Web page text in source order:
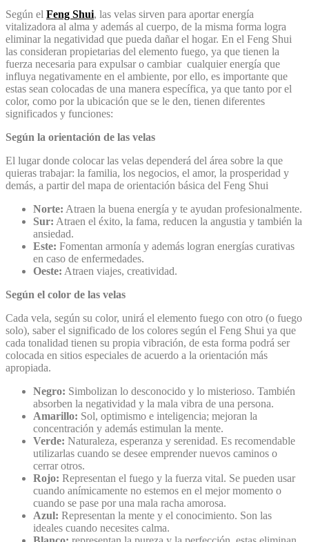
Según el Feng Shui, las velas sirven para aportar energía
vitalizadora al alma y además al cuerpo, de la misma forma logra
eliminar la negatividad que pueda dañar el hogar. En el Feng Shui
las consideran propietarias del elemento fuego, ya que tienen la
fuerza necesaria para expulsar o cambiar cualquier energía que
influya negativamente en el ambiente, por ello, es importante que
estas sean colocadas de una manera específica, ya que tanto por el
color, como por la ubicación que se le den, tienen diferentes
significados y funciones:
Según la orientación de las velas
El lugar donde colocar las velas dependerá del área sobre la que
quieras trabajar: la familia, los negocios, el amor, la prosperidad y
demás, a partir del mapa de orientación básica del Feng Shui
Norte: Atraen la buena energía y te ayudan profesionalmente.
Sur: Atraen el éxito, la fama, reducen la angustia y también la
ansiedad.
Este: Fomentan armonía y además logran energías curativas
en caso de enfermedades.
Oeste: Atraen viajes, creatividad.
Según el color de las velas
Cada vela, según su color, unirá el elemento fuego con otro (o fuego
solo), saber el significado de los colores según el Feng Shui ya que
cada tonalidad tienen su propia vibración, de esta forma podrá ser
colocada en sitios especiales de acuerdo a la orientación más
apropiada.
Negro: Simbolizan lo desconocido y lo misterioso. También
absorben la negatividad y la mala vibra de una persona.
Amarillo: Sol, optimismo e inteligencia; mejoran la
concentración y además estimulan la mente.
Verde: Naturaleza, esperanza y serenidad. Es recomendable
utilizarlas cuando se desee emprender nuevos caminos o
cerrar otros.
Rojo: Representan el fuego y la fuerza vital. Se pueden usar
cuando anímicamente no estemos en el mejor momento o
cuando se pase por una mala racha amorosa.
Azul: Representan la mente y el conocimiento. Son las
ideales cuando necesites calma.